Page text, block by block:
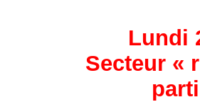
Lundi
Secteur «